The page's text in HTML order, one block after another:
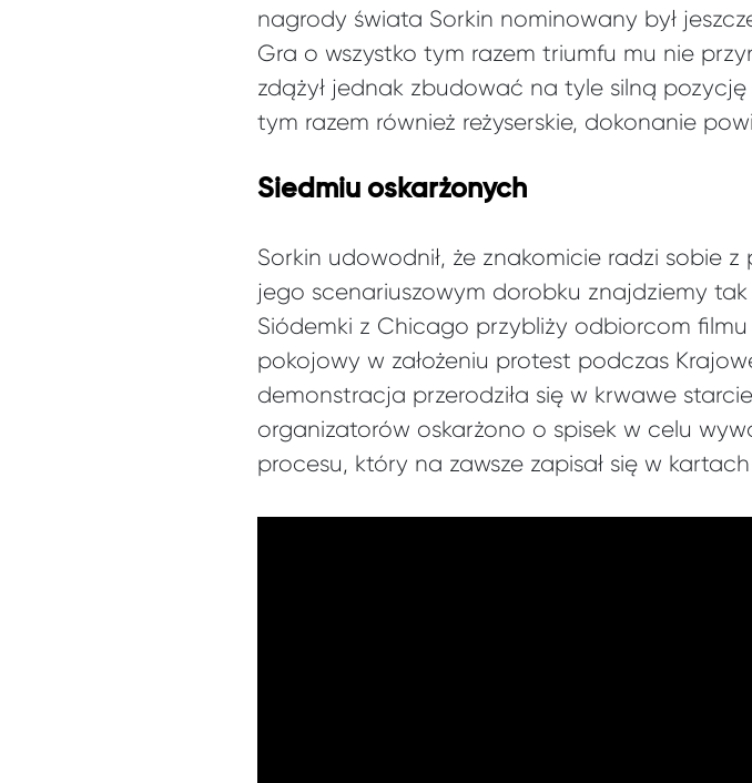
nagrody świata Sorkin nominowany był
Gra o wszystko tym razem triumfu mu nie
zdążył jednak zbudować na tyle silną
tym razem również reżyserskie, dokonanie
Siedmiu oskarżonych
Sorkin udowodnił, że znakomicie radzi sobie
jego scenariuszowym dorobku znajdziemy
Siódemki z Chicago przybliży odbiorcom
pokojowy w założeniu protest podczas
demonstracja przerodziła się w krwawe
organizatorów oskarżono o spisek w celu
procesu, który na zawsze zapisał się w